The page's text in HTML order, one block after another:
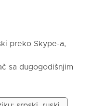
preko Skype-a,
sa dugogodišnjim
škola,